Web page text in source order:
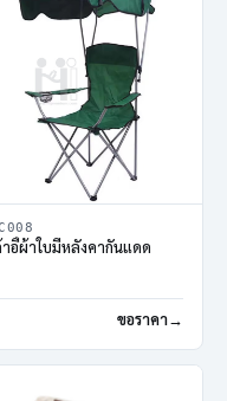
าอี้ผ้าใบมีหลังคากันแดด
ขอราคา